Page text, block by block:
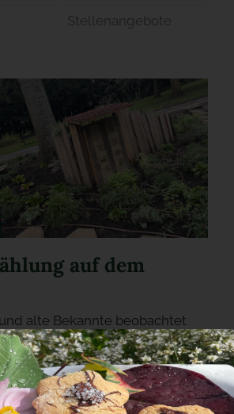
Stellenangebote
auf dem
alte Bekannte beobachtet